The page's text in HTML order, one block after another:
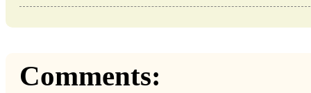
Comments: